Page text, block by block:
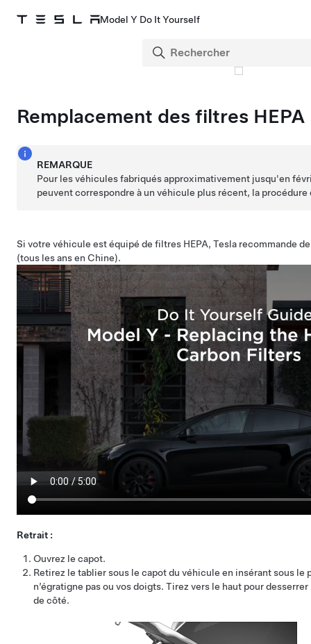
Model Y Do It Yourself
Remplacement des filtres HEPA
REMARQUE
Pour les véhicules fabriqués approximativement jusqu'en
peuvent correspondre à un véhicule plus récent, la procédure
Si votre véhicule est équipé de filtres HEPA, Tesla recommande
(tous les ans en Chine).
Retrait :
Ouvrez le capot.
Retirez le tablier sous le capot du véhicule en insérant sous le
n’égratigne pas ou vos doigts. Tirez vers le haut pour
de côté.